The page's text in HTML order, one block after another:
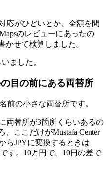
応がひどいとか、金額を間
のレビューにあったの
かせて検算しました。
ました。
目の前にある両替所
前の小さな両替所です。
両替所が3箇所くらいあるの
ここだけがMustafa Center
らJPYに変換するときは
す。10万円で、10円の差で